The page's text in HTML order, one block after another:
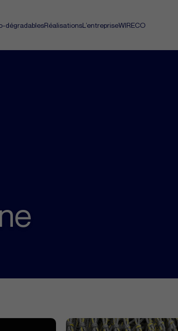
dégradablesRéalisationsL’entrepriseWIRECO